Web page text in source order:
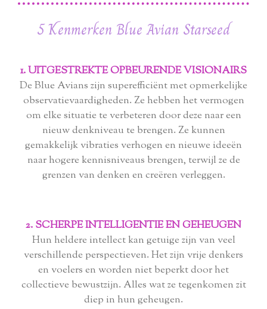
5 Kenmerken Blue Avian Starseed
1. UITGESTREKTE OPBEURENDE VISIONAIRS
De Blue Avians zijn superefficiënt met opmerkelijke
observatievaardigheden. Ze hebben het vermogen
om elke situatie te verbeteren door deze naar een
nieuw denkniveau te brengen. Ze kunnen
gemakkelijk vibraties verhogen en nieuwe ideeën
naar hogere kennisniveaus brengen, terwijl ze de
grenzen van denken en creëren verleggen.
2. SCHERPE INTELLIGENTIE EN GEHEUGEN
Hun heldere intellect kan getuige zijn van veel
verschillende perspectieven. Het zijn vrije denkers
en voelers en worden niet beperkt door het
collectieve bewustzijn. Alles wat ze tegenkomen zit
diep in hun geheugen.